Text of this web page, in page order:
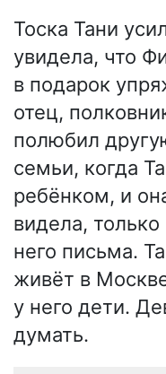
Тоска Тани
увидела, что
в подарок
отец,
полюбил
семьи, когда
ребёнком, и
видела,
него письма.
живёт в
у него дети.
думать.